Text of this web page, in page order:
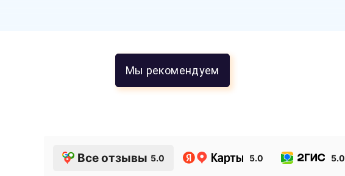
Мы рекомендуем
Все отзывы 5.0 5.0 5.0